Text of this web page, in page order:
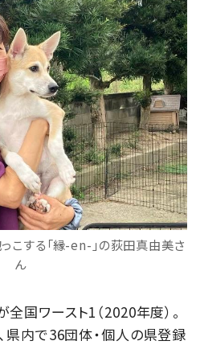
こする「縁-en-」の荻田真由美さ
ん
国ワースト1（2020年度）。
県内で36団体・個人の県登録